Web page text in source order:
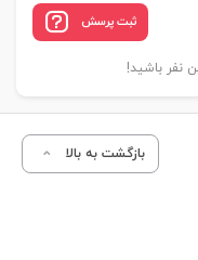
ثبت پرسش
نفر باشید!
بازگشت به بالا